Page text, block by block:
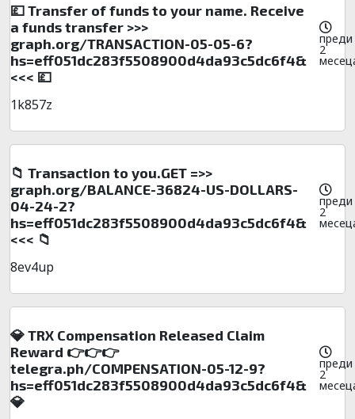
💷 Transfer of funds to your name. Receive
a funds transfer >>>
graph.org/TRANSACTION-05-05-6?
hs=eff051dc283f5508900d4da93c5dc6f4&
<<< 💷
преди
2
1k857z
📁 Transaction to you.GET =>>
graph.org/BALANCE-36824-US-DOLLARS-
04-24-2?
hs=eff051dc283f5508900d4da93c5dc6f4&
<<< 📁
преди
2
8ev4up
💎 TRX Compensation Released Claim
Reward 👉👉👉
telegra.ph/COMPENSATION-05-12-9?
hs=eff051dc283f5508900d4da93c5dc6f4&
💎
преди
2